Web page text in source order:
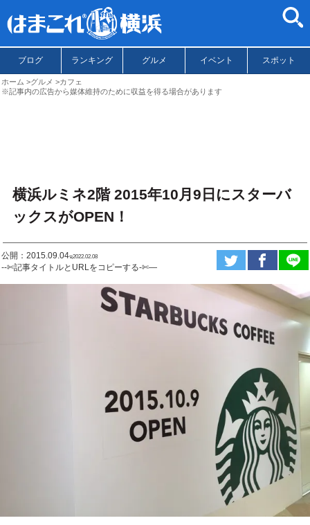
ブログ ランキング グルメ イベント スポット
ホーム グルメ
カフェ
※記事内の広告から媒体維持のために収益を得る場合があります
横浜ルミネ2階 2015年10月9日にスターバ
ックスがOPEN！
公開：2015.09.04ಇ2022.02.08
--✄記事タイトルとURLをコピーする-✄—